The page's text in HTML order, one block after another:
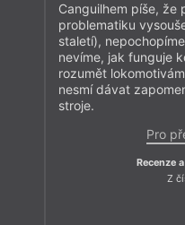
Canguilhem píše, že
problematiku
staletí),
nevíme, jak funguje
rozumět
nesmí dávat
stroje.
Pro
Recenze
Z